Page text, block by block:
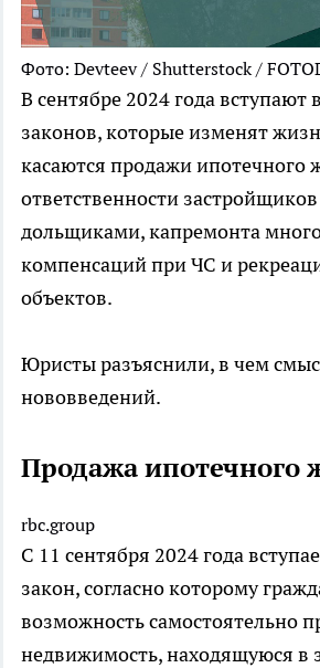
Фото: Devteev / Shutterstock /
В сентябре 2024 года вступают
законов, которые изменят
касаются продажи ипотечного
ответственности
дольщиками, капремонта
компенсаций при ЧС и
объектов.
Юристы разъяснили, в чем
нововведений.
Продажа ипотечного
rbc.group
С 11 сентября 2024 года
закон, согласно которому
возможность самостоятельно
недвижимость, находящуюся в